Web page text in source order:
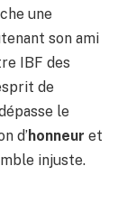
une
son ami
IBF des
de
le
d’honneur et
injuste.